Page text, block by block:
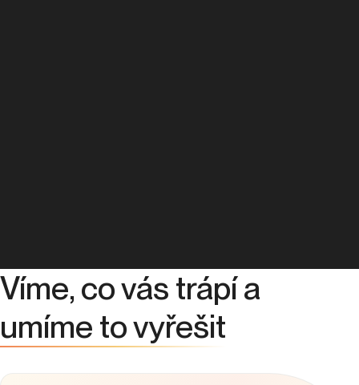
Víme, co vás trápí a
umíme to vyřešit